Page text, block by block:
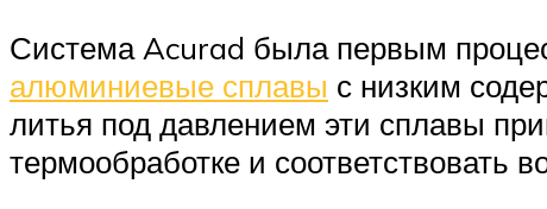
Система Acurad была первым
алюминиевые сплавы с низким
литья под давлением эти сплавы
термообработке и